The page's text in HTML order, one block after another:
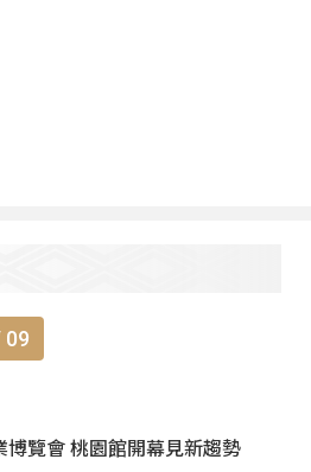
09
博覽會 桃園館開幕見新趨勢